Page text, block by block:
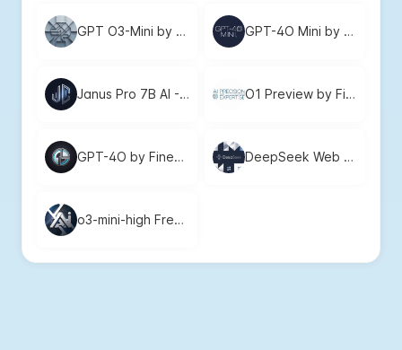
GPT O3-Mini by FineChat: Free, Fast AI Reasoning for Complex Tasks GPT-4O Mini by FineChat - Free, Fast, and Efficient AI for Quick Answers
Janus Pro 7B AI - Free, No Login Required for Instant Image Generation O1 Preview by FineChat | Free AI for Prototyping & Task Automation
GPT-4O by FineChat: Free Advanced AI for Your Personal & Professional Needs DeepSeek Web Chat: Free AI for Content, Problem-Solving, and More
o3-mini-high Free AI Service by FineChat AI | Advanced Reasoning and Analysis